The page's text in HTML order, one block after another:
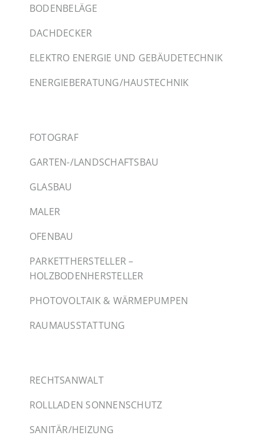
BODENBELÄGE
DACHDECKER
ELEKTRO ENERGIE UND GEBÄUDETECHNIK
ENERGIEBERATUNG/HAUSTECHNIK
FOTOGRAF
GARTEN-/LANDSCHAFTSBAU
GLASBAU
MALER
OFENBAU
PARKETTHERSTELLER –
HOLZBODENHERSTELLER
PHOTOVOLTAIK & WÄRMEPUMPEN
RAUMAUSSTATTUNG
RECHTSANWALT
ROLLLADEN SONNENSCHUTZ
SANITÄR/HEIZUNG